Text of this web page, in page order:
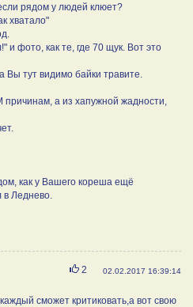
рядом у людей клюет?
хватало"
и фото, как те, где 70 щук. Вот это
Вы тут видимо байки травите.
а из хапужной жадности,
как у Вашего кореша ещё
в Леднево.
02.02.2017 16:39:14
Нравится
2
сможет критиковать,а вот свою